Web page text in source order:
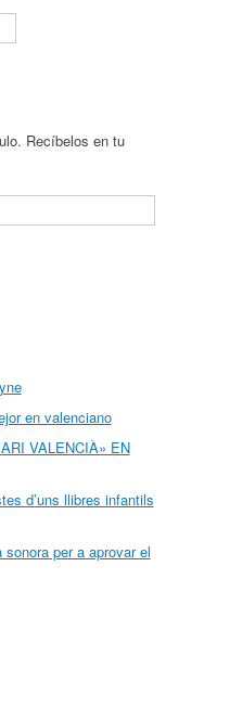
Recíbelos en tu
en valenciano
VALENCIÀ» EN
d’uns llibres infantils
per a aprovar el